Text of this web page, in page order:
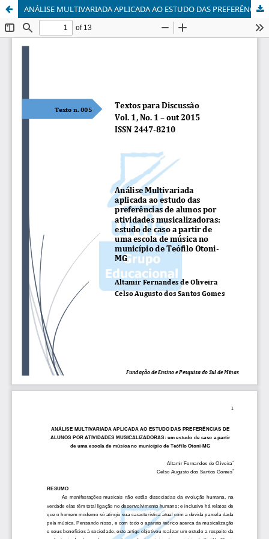
ANÁLISE MULTIVARIADA APLICADA AO ESTUDO DAS PREFERÊNCIAS DE ALUNOS POR ATIVIDADES MUSICALIZADORAS